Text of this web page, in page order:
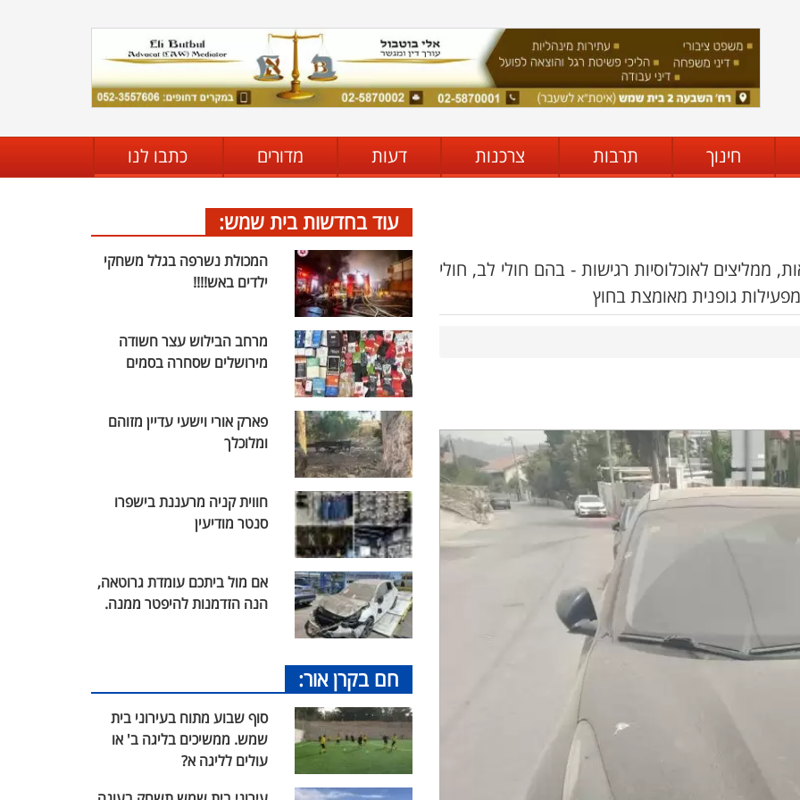
חינוך תרבות צרכנות דעות מדורים כתבו לנו
לאוכלוסיות רגישות - בהם חולי לב, חולי
גופנית מאומצת בחוץ
עוד בחדשות בית שמש:
המכולת נשרפה בגלל משחקי
ילדים באש!!!!
מרחב הבילוש עצר חשודה
מירושלים שסחרה בסמים
פארק אורי וישעי עדיין מזוהם
ומלוכלך
חווית קניה מרעננת בישפרו
סנטר מודיעין
אם מול ביתכם עומדת גרוטאה,
הנה הזדמנות להיפטר ממנה.
חם בקרן אור:
סוף שבוע מתוח בעירוני בית
שמש. ממשיכים בליגה ב' או
עולים לליגה א?